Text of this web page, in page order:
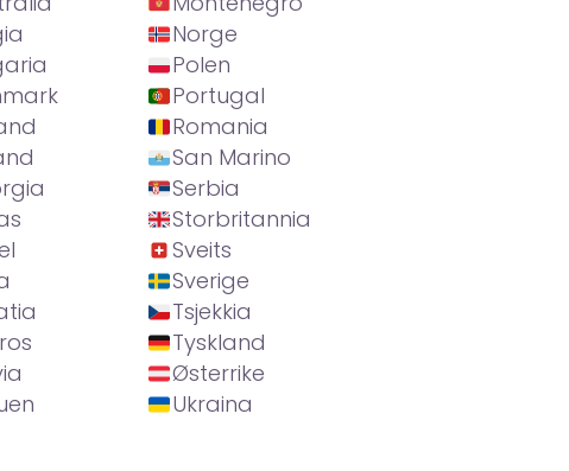
Norge
Polen
Portugal
Romania
San Marino
Serbia
Storbritannia
Sveits
Sverige
Tsjekkia
Tyskland
Østerrike
Ukraina